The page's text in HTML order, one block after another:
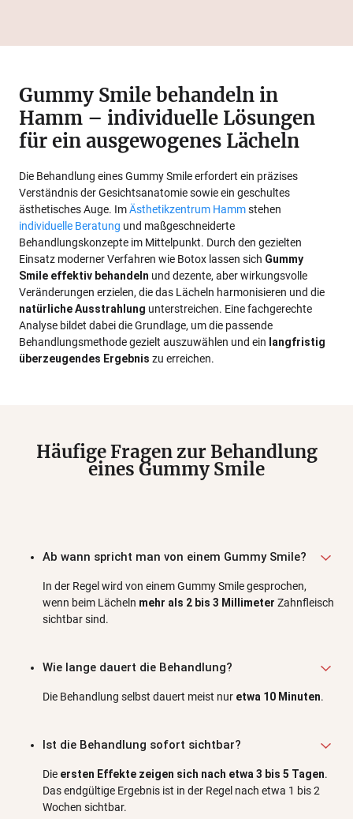
Gummy Smile behandeln in
Hamm – individuelle Lösungen
für ein ausgewogenes Lächeln
Die Behandlung eines Gummy Smile erfordert ein präzises
Verständnis der Gesichtsanatomie sowie ein geschultes
ästhetisches Auge. ImÄsthetikzentrum Hammstehen
individuelle Beratung und maßgeschneiderte
Behandlungskonzepte im Mittelpunkt. Durch den gezielten
Einsatz moderner Verfahren wie Botox lassen sich Gummy
Smile effektiv behandeln und dezente, aber wirkungsvolle
Veränderungen erzielen, die das Lächeln harmonisieren und die
natürliche Ausstrahlung unterstreichen. Eine fachgerechte
Analyse bildet dabei die Grundlage, um die passende
Behandlungsmethode gezielt auszuwählen und ein langfristig
überzeugendes Ergebnis zu erreichen.
Häufige Fragen zur Behandlung
eines Gummy Smile
Ab wann spricht man von einem Gummy Smile?
In der Regel wird von einem Gummy Smile gesprochen,
wenn beim Lächeln mehr als 2 bis 3 Millimeter Zahnfleisch
sichtbar sind.
Wie lange dauert die Behandlung?
Die Behandlung selbst dauert meist nur etwa 10 Minuten.
Ist die Behandlung sofort sichtbar?
Die ersten Effekte zeigen sich nach etwa 3 bis 5 Tagen.
Das endgültige Ergebnis ist in der Regel nach etwa 1 bis 2
Wochen sichtbar.